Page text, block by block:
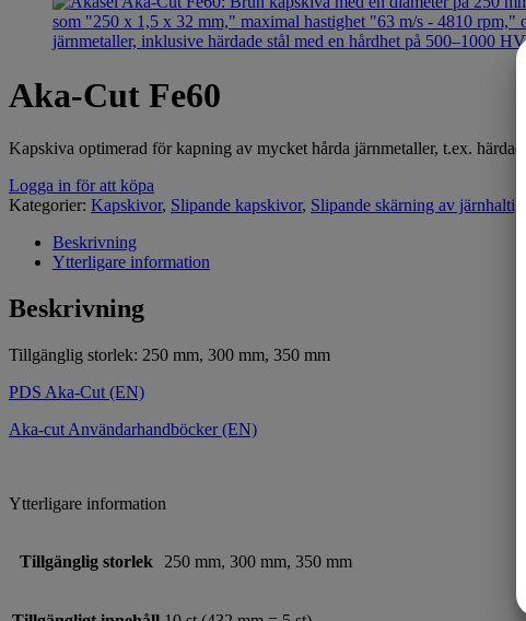
Aka-Cut Fe60
Kapskiva optimerad för kapning av mycket hårda järnmetaller, t.ex.
Logga in för att köpa
Kategorier: Kapskivor, Slipande kapskivor, Slipande skärning av järnhaltig
Beskrivning
Ytterligare information
Beskrivning
Tillgänglig storlek: 250 mm, 300 mm, 350 mm
PDS Aka-Cut (EN)
Aka-cut Användarhandböcker (EN)
Ytterligare information
Tillgänglig storlek 250 mm, 300 mm, 350 mm